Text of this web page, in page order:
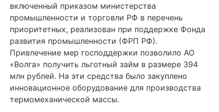
включенный приказом министерства
промышленности и торговли РФ в перечень
приоритетных, реализован при поддержке Фонда
развития промышленности (ФРП РФ).
Привлечение мер господдержки позволило АО
«Волга» получить льготный займ в размере 394
млн рублей. На эти средства было закуплено
инновационное оборудование для производства
термомеханической массы.